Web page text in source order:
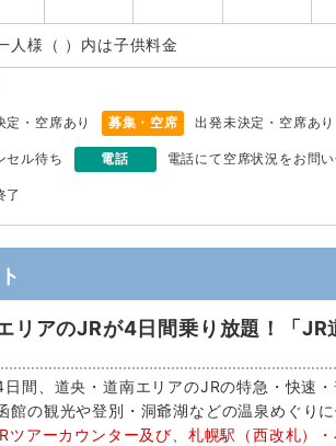
人様（ ）内は子供料金
定・空席あり 募集・空席 出発未決定・空席あり
セル待ち 電話 電話にて空席状況をお問
了
リアのJRが4日間乗り放題！「JR
間、道央・道南エリアのJRの特急・快速
館の観光や登別・洞爺湖などの温泉めぐりに
ツアーカウンター及び、札幌駅（西改札）・